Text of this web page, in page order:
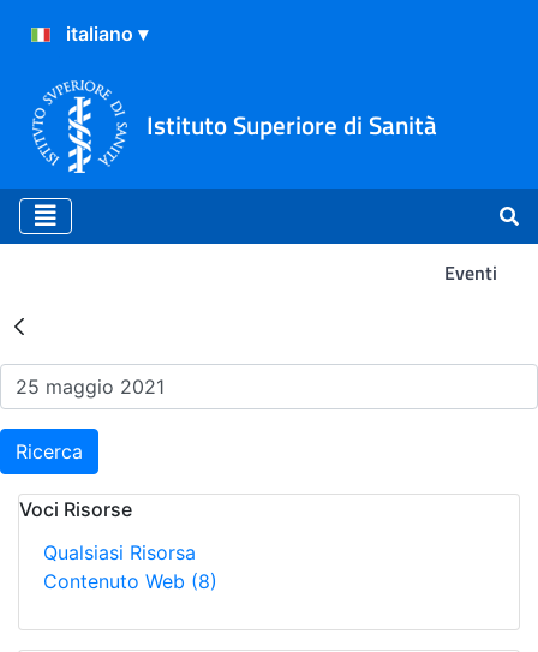
Istituto Superiore di Sanità
Eventi
Risultati della Ricerca -
Ricerca
Voci Risorse
Qualsiasi Risorsa
Contenuto Web (8)